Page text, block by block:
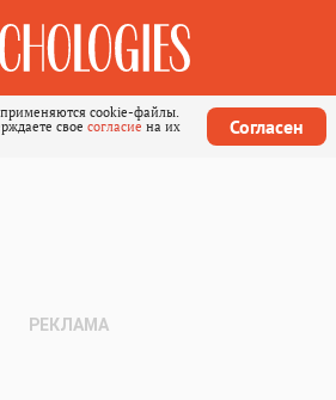
cookie-файлы.
свое согласие на их
Согласен